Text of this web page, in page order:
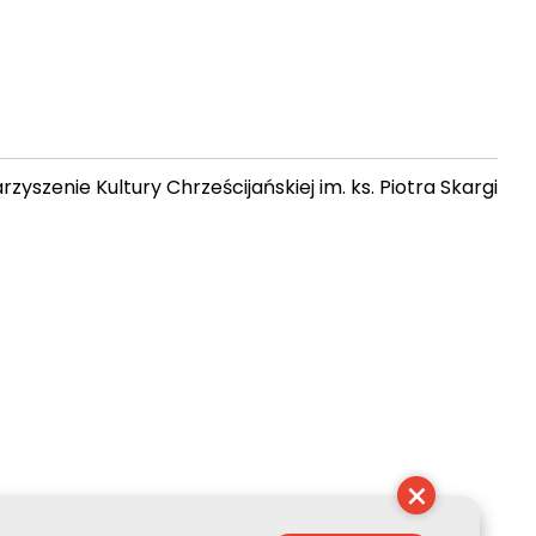
Kultury Chrześcijańskiej im. ks. Piotra Skargi
×